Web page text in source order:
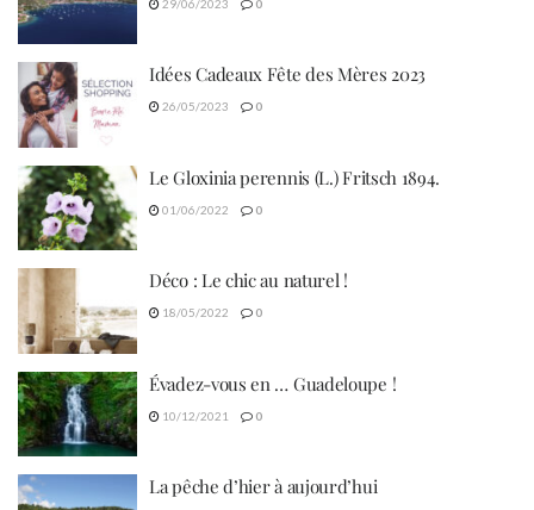
29/06/2023 0
Idées Cadeaux Fête des Mères 2023
26/05/2023 0
Le Gloxinia perennis (L.) Fritsch 1894.
01/06/2022 0
Déco : Le chic au naturel !
18/05/2022 0
Évadez-vous en … Guadeloupe !
10/12/2021 0
La pêche d’hier à aujourd’hui